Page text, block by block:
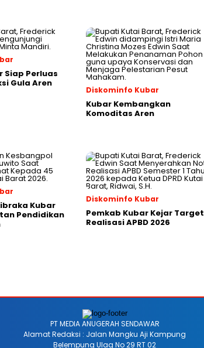
Siap Perluas
Gula Aren
Diskominfo Kubar
Kubar Kembangkan
Komoditas Aren
Kubar
Pendidikan
Diskominfo Kubar
Pemkab Kubar Kejar Target
Realisasi APBD 2026
PT MEDIA ANUGERAH SENDAWAR
Alamat Redaksi : Jalan Mangku Aji Kampung
Belempung Ulaq No 29 RT 02